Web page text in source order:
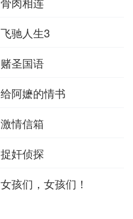
德·麦克拉克伦 查莉XCX Mik
i·Murad Coda·Li·Marcus Ke
飞驰人生3
赌圣国语
给阿嬷的情书
激情信箱
捉奸侦探
女孩们，女孩们！